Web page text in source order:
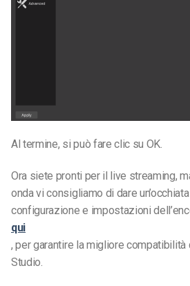
Al termine, si può fare clic su OK.
Ora siete pronti per il live streaming,
onda vi consigliamo di dare
configurazione e impostazioni
qui
,per garantire la migliore compatibilità
Studio.